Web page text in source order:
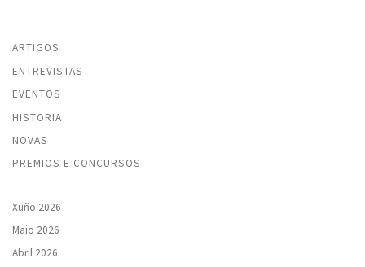
ARTIGOS
ENTREVISTAS
EVENTOS
HISTORIA
NOVAS
PREMIOS E CONCURSOS
Xuño 2026
Maio 2026
Abril 2026